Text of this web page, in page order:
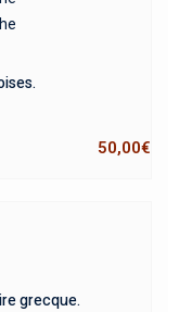
50,00€
grecque.